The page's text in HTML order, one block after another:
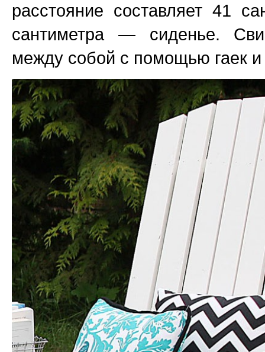
расстояние составляет 41
сантиметра — сиденье.
между собой с помощью гаек и